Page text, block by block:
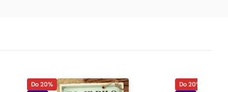
Do 20%
Do 20%